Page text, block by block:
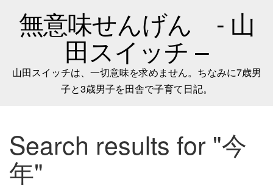
無意味せんげん - 山
田スイッチ –
山田スイッチは、一切意味を求めません。ちなみに7歳男
子と3歳男子を田舎で子育て日記。
Search results for "今
年"